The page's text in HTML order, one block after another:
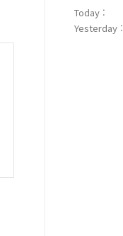
Today :
Yesterday :